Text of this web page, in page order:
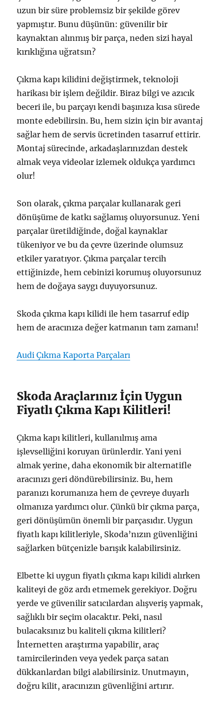
uzun bir süre problemsiz bir şekilde görev
yapmıştır. Bunu düşünün: güvenilir bir
kaynaktan alınmış bir parça, neden sizi hayal
kırıklığına uğratsın?
Çıkma kapı kilidini değiştirmek, teknoloji
harikası bir işlem değildir. Biraz bilgi ve azıcık
beceri ile, bu parçayı kendi başınıza kısa sürede
monte edebilirsin. Bu, hem sizin için bir avantaj
sağlar hem de servis ücretinden tasarruf ettirir.
Montaj sürecinde, arkadaşlarınızdan destek
almak veya videolar izlemek oldukça yardımcı
olur!
Son olarak, çıkma parçalar kullanarak geri
dönüşüme de katkı sağlamış oluyorsunuz. Yeni
parçalar üretildiğinde, doğal kaynaklar
tükeniyor ve bu da çevre üzerinde olumsuz
etkiler yaratıyor. Çıkma parçalar tercih
ettiğinizde, hem cebinizi korumuş oluyorsunuz
hem de doğaya saygı duyuyorsunuz.
Skoda çıkma kapı kilidi ile hem tasarruf edip
hem de aracınıza değer katmanın tam zamanı!
Audi Çıkma Kaporta Parçaları
Skoda Araçlarınız İçin Uygun
Fiyatlı Çıkma Kapı Kilitleri!
Çıkma kapı kilitleri, kullanılmış ama
işlevselliğini koruyan ürünlerdir. Yani yeni
almak yerine, daha ekonomik bir alternatifle
aracınızı geri döndürebilirsiniz. Bu, hem
paranızı korumanıza hem de çevreye duyarlı
olmanıza yardımcı olur. Çünkü bir çıkma parça,
geri dönüşümün önemli bir parçasıdır. Uygun
fiyatlı kapı kilitleriyle, Skoda’nızın güvenliğini
sağlarken bütçenizle barışık kalabilirsiniz.
Elbette ki uygun fiyatlı çıkma kapı kilidi alırken
kaliteyi de göz ardı etmemek gerekiyor. Doğru
yerde ve güvenilir satıcılardan alışveriş yapmak,
sağlıklı bir seçim olacaktır. Peki, nasıl
bulacaksınız bu kaliteli çıkma kilitleri?
İnternetten araştırma yapabilir, araç
tamircilerinden veya yedek parça satan
dükkanlardan bilgi alabilirsiniz. Unutmayın,
doğru kilit, aracınızın güvenliğini artırır.